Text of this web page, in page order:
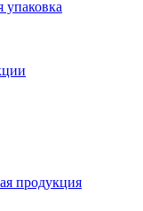
упаковка
продукция